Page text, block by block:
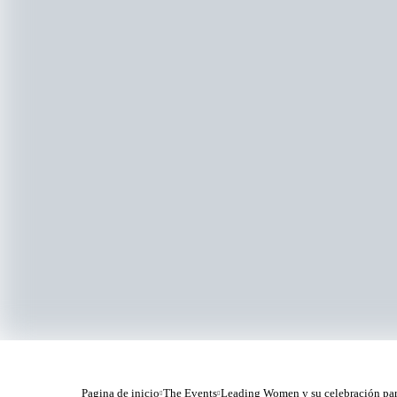
Pagina de inicio The Events Leading Women y su celebración